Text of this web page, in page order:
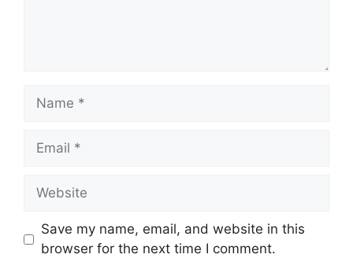
Name
Email
Website
Save my name, email, and website in this
browser for the next time I comment.